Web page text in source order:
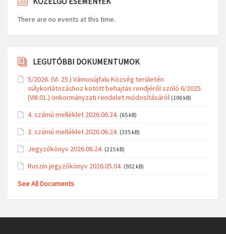
There are no events at this time.
LEGUTÓBBI DOKUMENTUMOK
5/2026. (VI. 25.) Vámosújfalu Község területén
súlykorlátozáshoz kötött behajtás rendjéről szóló 6/2025.
(VIII.01.) önkormányzati rendelet módosításáról (106 kB)
4. számú melléklet 2026.06.24. (65 kB)
3. számú melléklet 2026.06.24. (335 kB)
Jegyzőkönyv 2026.06.24. (215 kB)
Ruszin jegyzőkönyv 2026.05.04. (932 kB)
See All Documents